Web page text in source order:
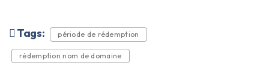
Tags: période de rédemption
rédemption nom de domaine